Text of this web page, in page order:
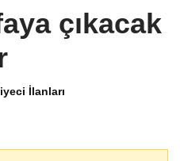
çıkacak
İlanları